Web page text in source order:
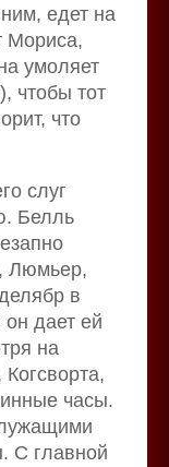
едет на
Мориса,
умоляет
чтобы тот
что
слуг
Белль
Люмьер,
в
он дает ей
на
часы.
С главной